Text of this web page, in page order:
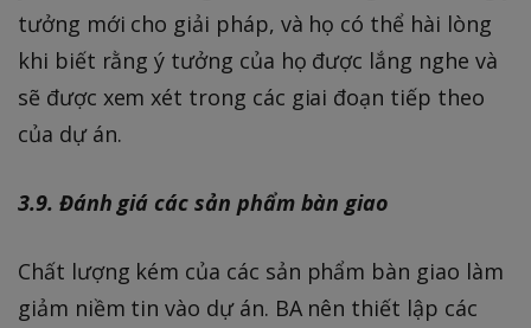
tưởng mới cho giải pháp, và họ có thể hài lòng
khi biết rằng ý tưởng của họ được lắng nghe và
sẽ được xem xét trong các giai đoạn tiếp theo
của dự án.
3.9. Đánh giá các sản phẩm bàn giao
Chất lượng kém của các sản phẩm bàn giao làm
giảm niềm tin vào dự án. BA nên thiết lập các